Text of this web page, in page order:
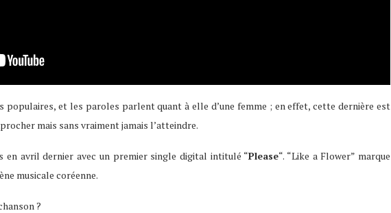
populaires, et les paroles parlent quant à elle d’une femme ; en effet, cette dernière est
mais sans vraiment jamais l’atteindre.
en avril dernier avec un premier single digital intitulé “Please“. “Like a Flower” marque
musicale coréenne.
?